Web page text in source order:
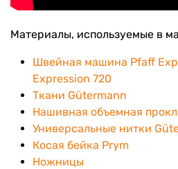
Материалы, используемые в
Швейная машина Pfaff
Expression 720
Ткани Gütermann
Нашивная объемная
Универсальные нитки
Косая бейка Prym
Ножницы